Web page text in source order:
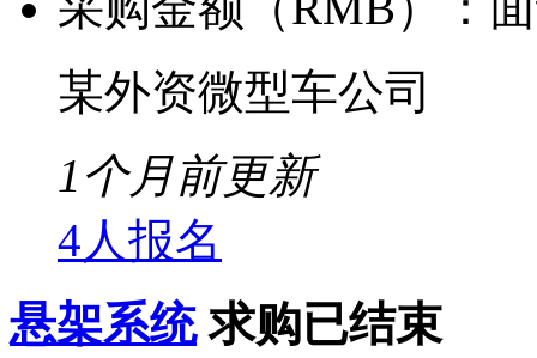
某外资微型车公司
1个月前更新
4人报名
悬架系统 求购已结束